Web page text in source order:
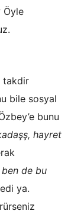
Öyle
takdir
bile sosyal
bunu
hayret
ben de bu
ya.